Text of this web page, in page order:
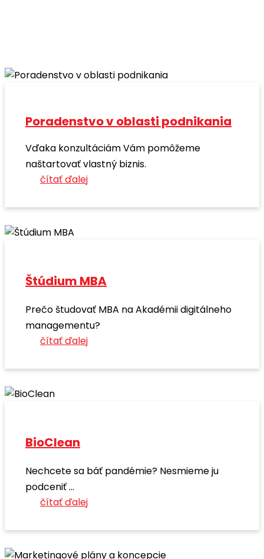
Poradenstvo v oblasti podnikania
Vďaka konzultáciám Vám pomôžeme
naštartovať vlastný biznis.
čítať ďalej
Štúdium MBA
Prečo študovať MBA na Akadémii digitálneho
managementu?
čítať ďalej
BioClean
Nechcete sa báť pandémie? Nesmieme ju
podceniť ...
čítať ďalej